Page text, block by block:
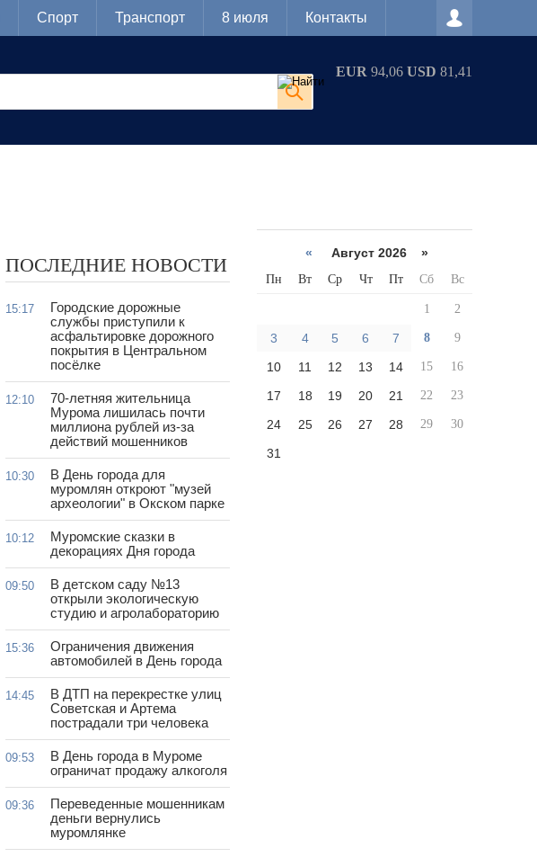
Спорт Транспорт 8 июля Контакты
EUR 94,06 USD 81,41
ПОСЛЕДНИЕ НОВОСТИ
15:17
Городские дорожные
службы приступили к
асфальтировке дорожного
покрытия в Центральном
посёлке
12:10
70-летняя жительница
Мурома лишилась почти
миллиона рублей из-за
действий мошенников
10:30
В День города для
муромлян откроют "музей
археологии" в Окском парке
10:12
Муромские сказки в
декорациях Дня города
09:50
В детском саду №13
открыли экологическую
студию и агролабораторию
15:36
Ограничения движения
автомобилей в День города
14:45
В ДТП на перекрестке улиц
Советская и Артема
пострадали три человека
09:53
В День города в Муроме
ограничат продажу алкоголя
09:36
Переведенные мошенникам
деньги вернулись
муромлянке
« Август 2026 »
Пн Вт Ср Чт Пт Сб Вс
1 2
3 4 5 6 7 8 9
10 11 12 13 14 15 16
17 18 19 20 21 22 23
24 25 26 27 28 29 30
31